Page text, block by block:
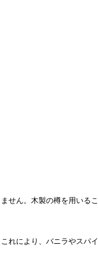
せん。木製の樽を用いるこ
れにより、バニラやスパイ